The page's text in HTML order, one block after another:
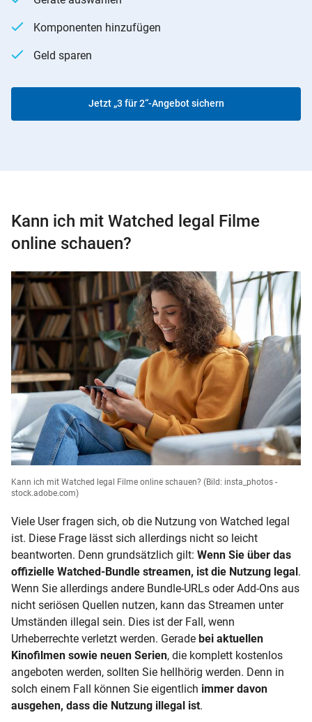
Komponenten hinzufügen
Geld sparen
Jetzt „3 für 2“-Angebot sichern
Kann ich mit Watched legal Filme
online schauen?
Kann ich mit Watched legal Filme online schauen? (Bild: insta_photos -
stock.adobe.com)
Viele User fragen sich, ob die Nutzung von Watched legal
ist. Diese Frage lässt sich allerdings nicht so leicht
beantworten. Denn grundsätzlich gilt: Wenn Sie über das
offizielle Watched-Bundle streamen, ist die Nutzung legal .
Wenn Sie allerdings andere Bundle-URLs oder Add-Ons aus
nicht seriösen Quellen nutzen, kann das Streamen unter
Umständen illegal sein. Dies ist der Fall, wenn
Urheberrechte verletzt werden. Gerade bei aktuellen
Kinofilmen sowie neuen Serien, die komplett kostenlos
angeboten werden, sollten Sie hellhörig werden. Denn in
solch einem Fall können Sie eigentlich immer davon
ausgehen, dass die Nutzung illegal ist.